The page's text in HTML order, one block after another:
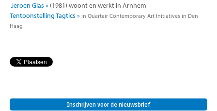
Jeroen Glas » (1981) woont en werkt in Arnhem
Tentoonstelling Tagtics » in Quartair Contemporary Art Initiatives in Den
Haag
Inschrijven voor de nieuwsbrief